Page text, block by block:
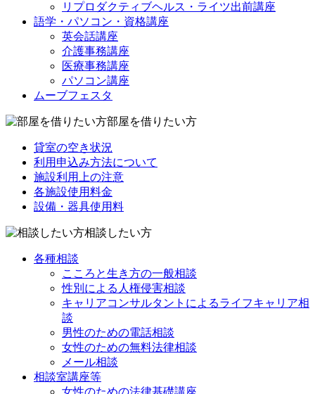
リプロダクティブヘルス・ライツ出前講座
語学・パソコン・資格講座
英会話講座
介護事務講座
医療事務講座
パソコン講座
ムーブフェスタ
部屋を借りたい方
貸室の空き状況
利用申込み方法について
施設利用上の注意
各施設使用料金
設備・器具使用料
相談したい方
各種相談
こころと生き方の一般相談
性別による人権侵害相談
キャリアコンサルタントによるライフキャリア相
談
男性のための電話相談
女性のための無料法律相談
メール相談
相談室講座等
女性のための法律基礎講座